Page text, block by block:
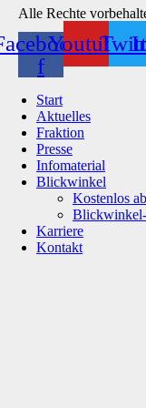
Alle Rechte
f
Youtube
Start
Aktuelles
Fraktion
Presse
Infomaterial
Blickwinkel
Kostenlos
Karriere
Kontakt